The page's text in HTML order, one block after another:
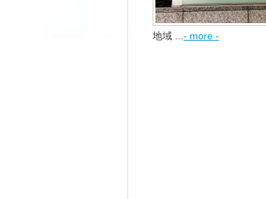
地域 ... - more -